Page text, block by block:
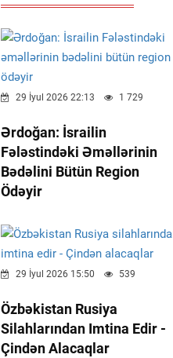
29 İyul 2026 22:13 1 729
Ərdoğan: İsrailin
Fələstindəki Əməllərinin
Bədəlini Bütün Region
Ödəyir
29 İyul 2026 15:50 539
Özbəkistan Rusiya
Silahlarından Imtina Edir -
Çindən Alacaqlar